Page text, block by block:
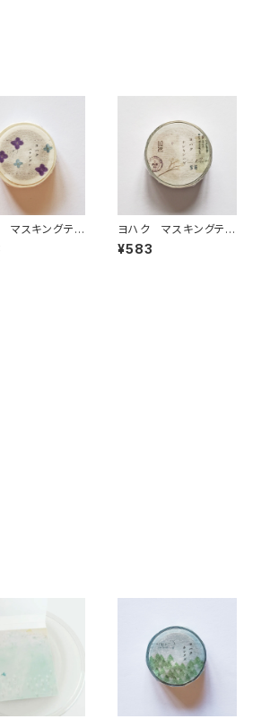
マスキングテ
ヨハク マスキングテ
ープ ナンキンハゼ Y
-182
¥583